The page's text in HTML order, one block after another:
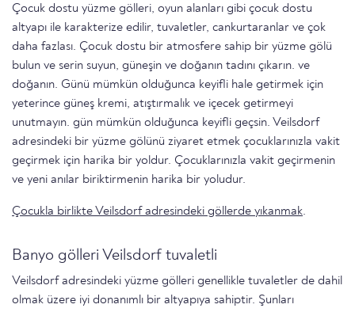
Çocuk dostu yüzme gölleri, oyun alanları gibi çocuk dostu
altyapı ile karakterize edilir, tuvaletler, cankurtaranlar ve çok
daha fazlası. Çocuk dostu bir atmosfere sahip bir yüzme gölü
bulun ve serin suyun, güneşin ve doğanın tadını çıkarın. ve
doğanın. Günü mümkün olduğunca keyifli hale getirmek için
yeterince güneş kremi, atıştırmalık ve içecek getirmeyi
unutmayın. gün mümkün olduğunca keyifli geçsin. Veilsdorf
adresindeki bir yüzme gölünü ziyaret etmek çocuklarınızla vakit
geçirmek için harika bir yoldur. Çocuklarınızla vakit geçirmenin
ve yeni anılar biriktirmenin harika bir yoludur.
Çocukla birlikte Veilsdorf adresindeki göllerde yıkanmak.
Banyo gölleri Veilsdorf tuvaletli
Veilsdorf adresindeki yüzme gölleri genellikle tuvaletler de dahil
olmak üzere iyi donanımlı bir altyapıya sahiptir. Şunları